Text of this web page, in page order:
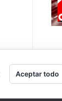
Aceptar todo